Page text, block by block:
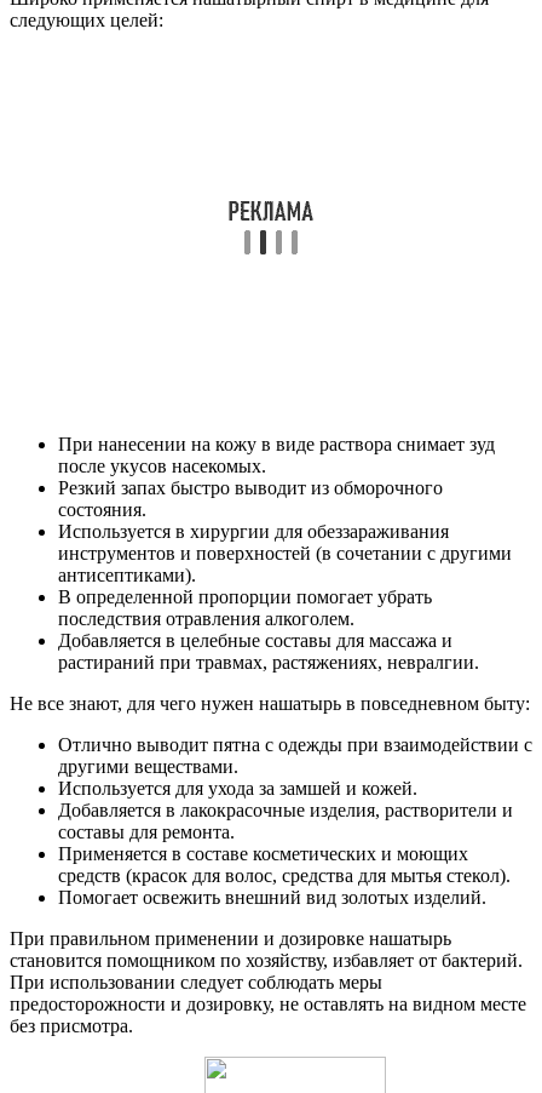
следующих целей:
При нанесении на кожу в виде раствора снимает зуд
после укусов насекомых.
Резкий запах быстро выводит из обморочного
состояния.
Используется в хирургии для обеззараживания
инструментов и поверхностей (в сочетании с другими
антисептиками).
В определенной пропорции помогает убрать
последствия отравления алкоголем.
Добавляется в целебные составы для массажа и
растираний при травмах, растяжениях, невралгии.
Не все знают, для чего нужен нашатырь в повседневном быту:
Отлично выводит пятна с одежды при взаимодействии с
другими веществами.
Используется для ухода за замшей и кожей.
Добавляется в лакокрасочные изделия, растворители и
составы для ремонта.
Применяется в составе косметических и моющих
средств (красок для волос, средства для мытья стекол).
Помогает освежить внешний вид золотых изделий.
При правильном применении и дозировке нашатырь
становится помощником по хозяйству, избавляет от бактерий.
При использовании следует соблюдать меры
предосторожности и дозировку, не оставлять на видном месте
без присмотра.